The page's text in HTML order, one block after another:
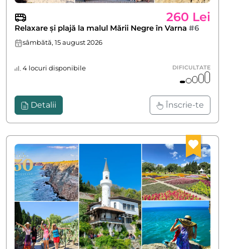
260 Lei
Relaxare și plajă la malul Mării Negre în Varna #6
sâmbătă, 15 august 2026
4 locuri disponibile DIFICULTATE
Detalii Înscrie-te